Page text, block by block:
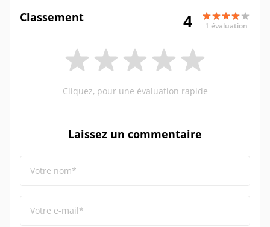
Classement 4 1 évaluation
Cliquez, pour une évaluation rapide
Laissez un commentaire
Votre nom*
Votre e-mail*